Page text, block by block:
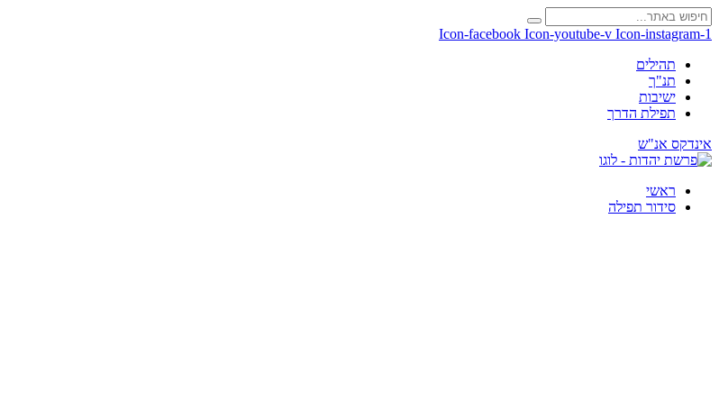
Icon-facebook Icon-youtube-v Icon-instagram-1
תהילים
תנ"ך
ישיבות
תפילת הדרך
אינדקס אנ"ש
ראשי
סידור תפילה